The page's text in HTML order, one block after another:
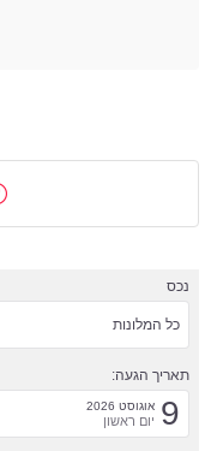
נכס
כל המלונות
תאריך הגעה:
9 אוגוסט 2026
יום ראשון